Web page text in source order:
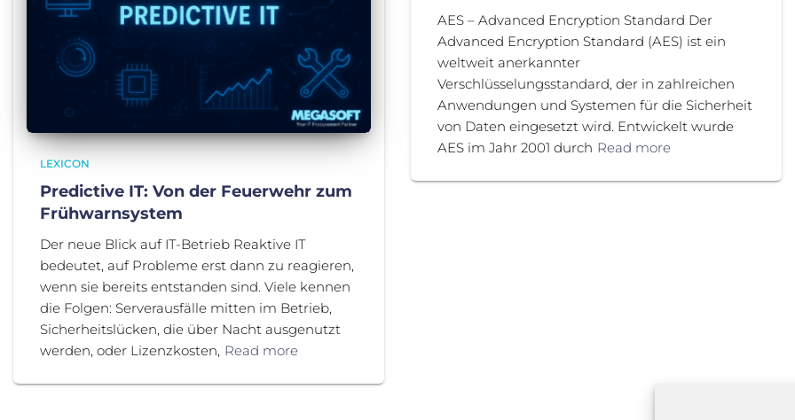
LEXICON
Predictive IT: Von der Feuerwehr zum
Frühwarnsystem
Der neue Blick auf IT-Betrieb Reaktive IT
bedeutet, auf Probleme erst dann zu reagieren,
wenn sie bereits entstanden sind. Viele kennen
die Folgen: Serverausfälle mitten im Betrieb,
Sicherheitslücken, die über Nacht ausgenutzt
werden, oder Lizenzkosten, Read more
AES – Advanced Encryption Standard Der
Advanced Encryption Standard (AES) ist ein
weltweit anerkannter
Verschlüsselungsstandard, der in zahlreichen
Anwendungen und Systemen für die Sicherheit
von Daten eingesetzt wird. Entwickelt wurde
AES im Jahr 2001 durch Read more